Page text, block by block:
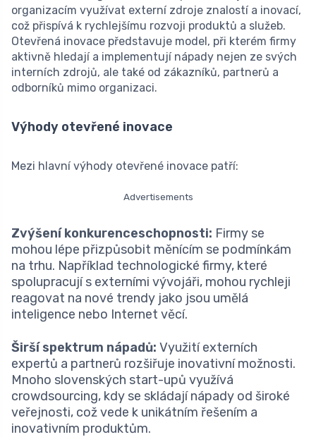
organizacím využívat externí zdroje znalostí a inovací,
což přispívá k rychlejšímu rozvoji produktů a služeb.
Otevřená inovace představuje model, při kterém firmy
aktivně hledají a implementují nápady nejen ze svých
interních zdrojů, ale také od zákazníků, partnerů a
odborníků mimo organizaci.
Výhody otevřené inovace
Mezi hlavní výhody otevřené inovace patří:
Advertisements
Zvýšení konkurenceschopnosti: Firmy se
mohou lépe přizpůsobit měnícím se podmínkám
na trhu. Například technologické firmy, které
spolupracují s externími vývojáři, mohou rychleji
reagovat na nové trendy jako jsou umělá
inteligence nebo Internet věcí.
Širší spektrum nápadů: Využití externích
expertů a partnerů rozšiřuje inovativní možnosti.
Mnoho slovenských start-upů využívá
crowdsourcing, kdy se skládají nápady od široké
veřejnosti, což vede k unikátním řešením a
inovativním produktům.